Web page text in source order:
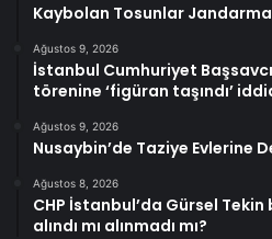
Kaybolan Tosunlar
Ağustos 9, 2026
İstanbul Cumhuriyet
törenine ‘figüran taşındı’
Ağustos 9, 2026
Nusaybin’de Taziye Evlerine
Ağustos 8, 2026
CHP İstanbul’da Gürsel
alındı mı alınmadı mı?